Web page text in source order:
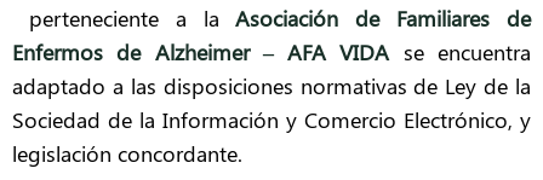
perteneciente a laAsociación de Familiares de
Enfermos de Alzheimer – AFA VIDA se encuentra
adaptado a las disposiciones normativas de Ley de la
Sociedad de la Información y Comercio Electrónico, y
legislación concordante.